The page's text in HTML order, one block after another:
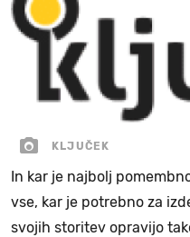
KLJUČEK
In kar je najbolj
vse, kar je potrebno za
svojih storitev opravijo